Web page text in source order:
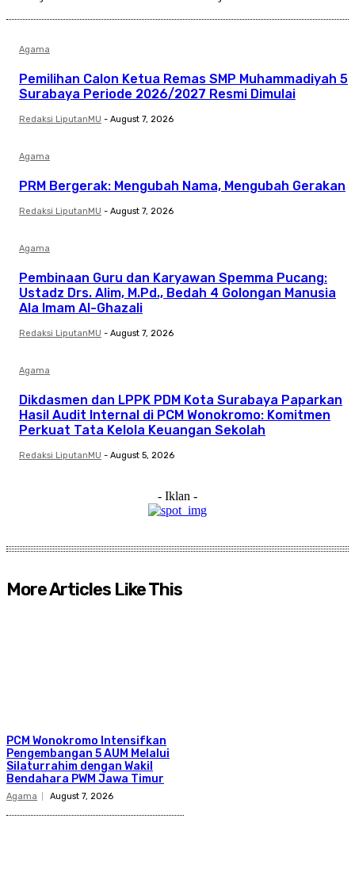
Agama
Pemilihan Calon Ketua Remas SMP Muhammadiyah 5
Surabaya Periode 2026/2027 Resmi Dimulai
Redaksi LiputanMU - August 7, 2026
Agama
PRM Bergerak: Mengubah Nama, Mengubah Gerakan
Redaksi LiputanMU - August 7, 2026
Agama
Pembinaan Guru dan Karyawan Spemma Pucang:
Ustadz Drs. Alim, M.Pd., Bedah 4 Golongan Manusia
Ala Imam Al-Ghazali
Redaksi LiputanMU - August 7, 2026
Agama
Dikdasmen dan LPPK PDM Kota Surabaya Paparkan
Hasil Audit Internal di PCM Wonokromo: Komitmen
Perkuat Tata Kelola Keuangan Sekolah
Redaksi LiputanMU - August 5, 2026
- Iklan -
More Articles Like This
PCM Wonokromo Intensifkan
Pengembangan 5 AUM Melalui
Silaturrahim dengan Wakil
Bendahara PWM Jawa Timur
Agama August 7, 2026